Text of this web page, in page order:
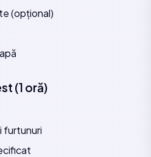
(opțional)
(1 oră)
furtunuri